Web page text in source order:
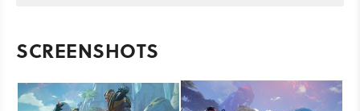
SCREENSHOTS